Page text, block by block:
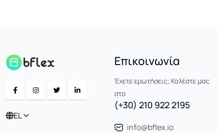
EL
Επικοινωνία
Έχετε ερωτήσεις; Καλέστε μας
στο
(+30) 210 922 2195
info@bflex.io